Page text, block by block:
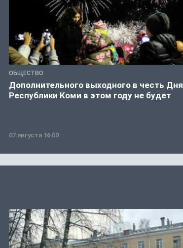
ОБЩЕСТВО
Дополнительного выходного в честь Дня
Республики Коми в этом году не будет
07 августа 16:00